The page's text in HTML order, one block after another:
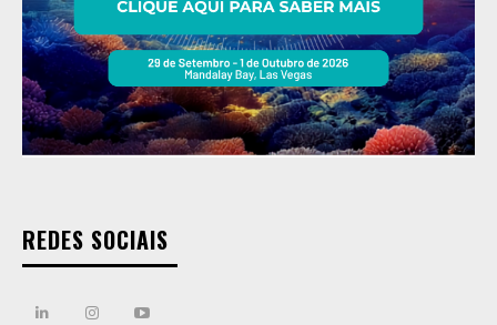
REDES SOCIAIS